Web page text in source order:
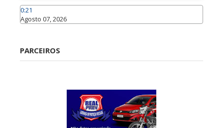
0:21
Agosto 07, 2026
PARCEIROS